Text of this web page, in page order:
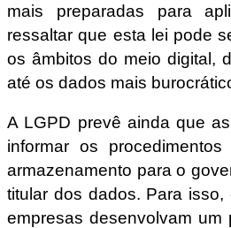
mais preparadas para
ressaltar que esta lei pode
os âmbitos do meio digital,
até os dados mais
A LGPD prevê ainda que
informar os
armazenamento para o
titular dos dados. Para
empresas desenvolvam um